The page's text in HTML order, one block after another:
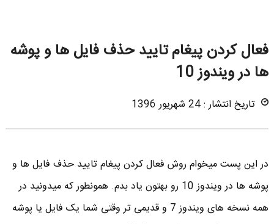
فعال کردن پیغام تایید حذف فایل ها و پوشه
ها در ویندوز 10
تاریخ انتشار : 24 شهریور 1396
در این پست میخوام روش فعال کردن پیغام تایید حذف فایل ها و
پوشه ها در ویندوز 10 رو بهتون یاد بدم. همونطور که میدونید در
همه نسخه های ویندوز 7 و قدیمی تر وقتی شما یک فایل یا پوشه